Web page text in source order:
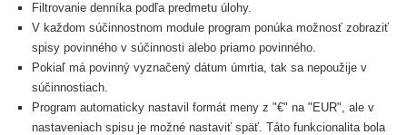
Filtrovanie denníka podľa predmetu úlohy.
V každom súčinnostnom module program ponúka možnosť zobraziť
spisy povinného v súčinnosti alebo priamo povinného.
Pokiaľ má povinný vyznačený dátum úmrtia, tak sa nepoužije v
súčinnostiach.
Program automaticky nastavil formát meny z "€" na "EUR", ale v
nastaveniach spisu je možné nastaviť späť. Táto funkcionalita bola